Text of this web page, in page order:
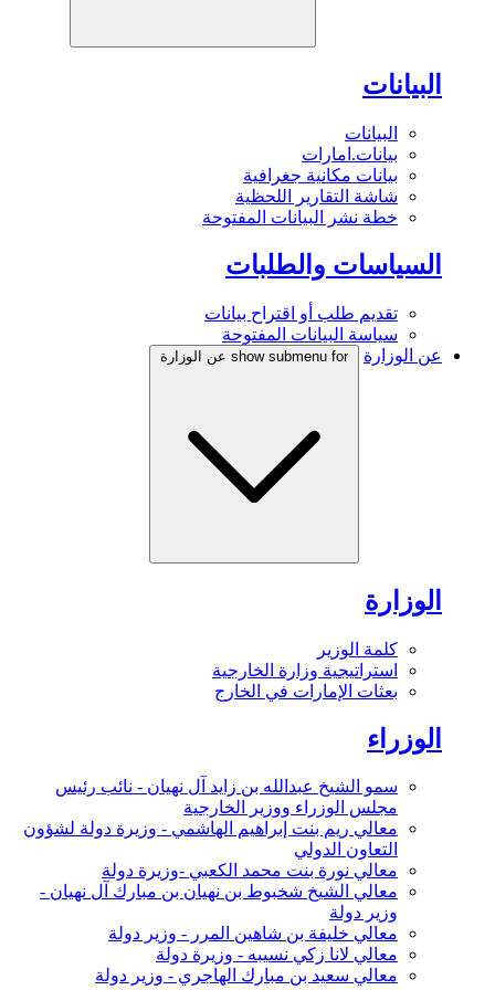
البيانات
البيانات
بيانات.امارات
بيانات مكانية جغرافية
شاشة التقارير اللحظية
خطة نشر البيانات المفتوحة
السياسات والطلبات
تقديم طلب أو اقتراح بيانات
سياسة البيانات المفتوحة
عن الوزارة
show submenu for عن الوزارة
الوزارة
كلمة الوزير
استراتيجية وزارة الخارجية
بعثات الإمارات في الخارج
الوزراء
سمو الشيخ عبدالله بن زايد آل نهيان - نائب رئيس
مجلس الوزراء ووزير الخارجية
معالي ريم بنت إبراهيم الهاشمي - وزيرة دولة لشؤون
التعاون الدولي
معالي نورة بنت محمد الكعبي -وزيرة دولة
معالي الشيخ شخبوط بن نهيان بن مبارك آل نهيان -
وزير دولة
معالي خليفة بن شاهين المرر - وزير دولة
معالي لانا زكي نسيبه - وزيرة دولة
معالي سعيد بن مبارك الهاجري - وزير دولة